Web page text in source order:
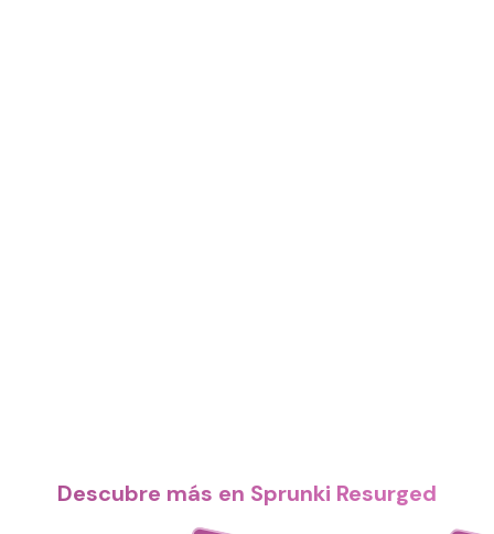
Descubre más en Sprunki Resurged